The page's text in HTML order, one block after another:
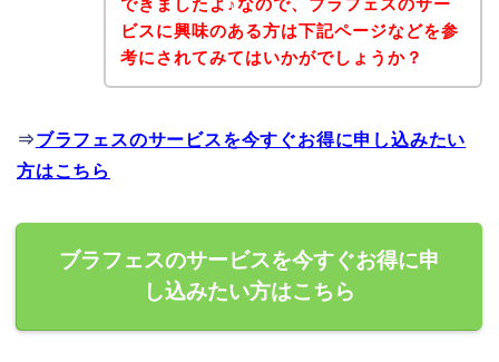
できましたよ♪なので、ブラフェスのサー
ビスに興味のある方は下記ページなどを参
考にされてみてはいかがでしょうか？
⇒ブラフェスのサービスを今すぐお得に申し込みたい
方はこちら
ブラフェスのサービスを今すぐお得に申
し込みたい方はこちら